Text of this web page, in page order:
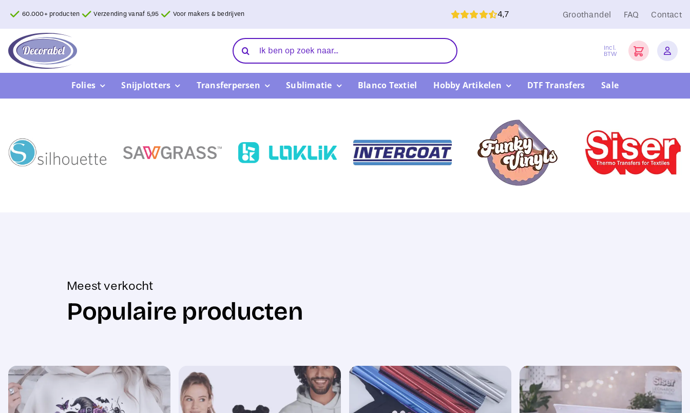
inhoud
60.000+ producten Verzending vanaf 5,95 Voor makers & bedrijven 4,7 Groothandel FAQ Contact
Zoeken
naar:
Incl.
BTW
Folies Snijplotters Transferpersen Sublimatie Blanco Textiel Hobby Artikelen DTF Transfers Sale
Meest verkocht
Populaire producten